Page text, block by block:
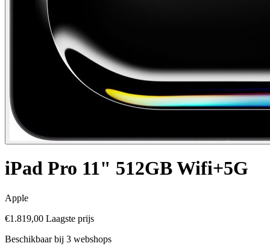
iPad Pro 11" 512GB Wifi+5G
Apple
€1.819,00 Laagste prijs
Beschikbaar bij 3 webshops